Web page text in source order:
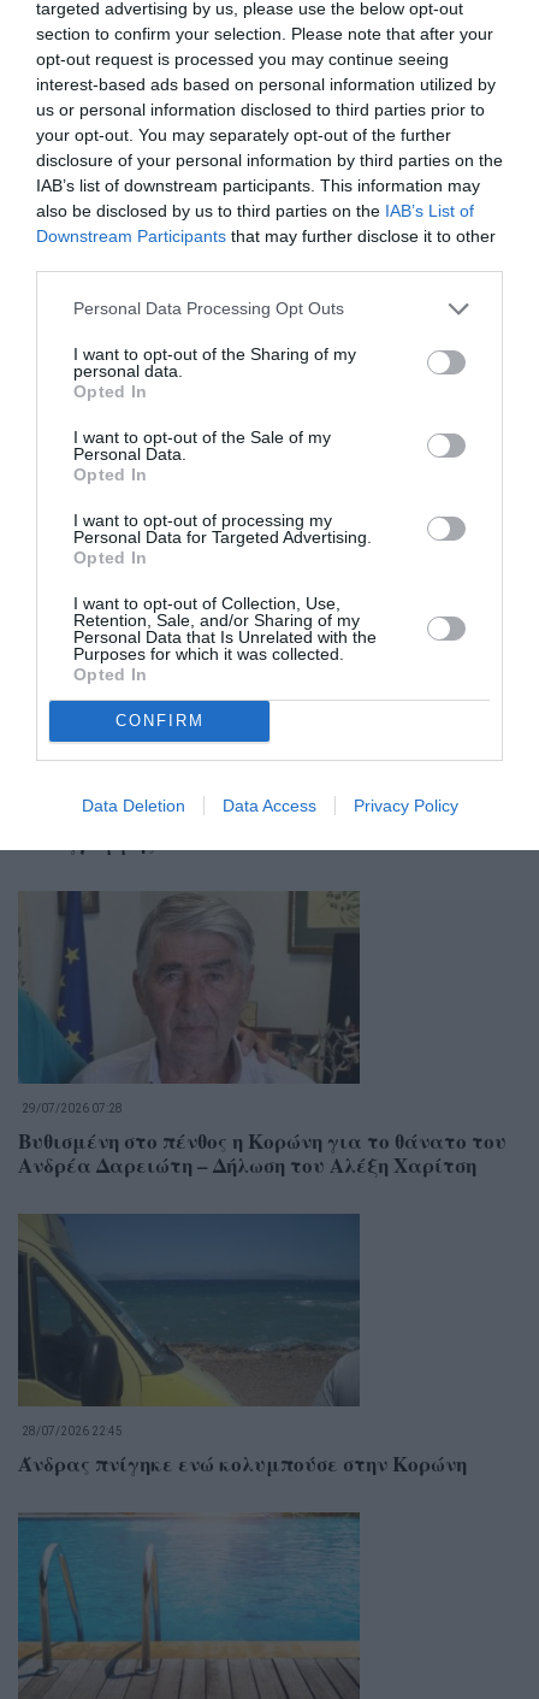
targeted advertising by us, please use the below opt-out
section to confirm your selection. Please note that after your
opt-out request is processed you may continue seeing
interest-based ads based on personal information utilized by
us or personal information disclosed to third parties prior to
your opt-out. You may separately opt-out of the further
disclosure of your personal information by third parties on the
IAB’s list of downstream participants. This information may
also be disclosed by us to third parties on the IAB’s List of
Downstream Participants that may further disclose it to other
Personal Data Processing Opt Outs
I want to opt-out of the Sharing of my
personal data.
Opted In
I want to opt-out of the Sale of my
Personal Data.
Opted In
I want to opt-out of processing my
Personal Data for Targeted Advertising.
Opted In
I want to opt-out of Collection, Use,
Retention, Sale, and/or Sharing of my
Personal Data that Is Unrelated with the
Purposes for which it was collected.
Opted In
CONFIRM
Data Deletion Data Access Privacy Policy
Σχετικά Άρθρα
Δημόσια συζήτηση στη Μεθώνη για τη διάβρωση της
ακτογραμμής
29/07/2026 07:28
Βυθισμένη στο πένθος η Κορώνη για το θάνατο του
Ανδρέα Δαρειώτη – Δήλωση του Αλέξη Χαρίτση
28/07/2026 22:45
Άνδρας πνίγηκε ενώ κολυμπούσε στην Κορώνη